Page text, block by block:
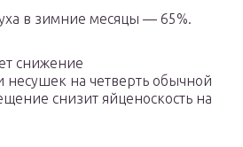
в зимние месяцы — 65%.
снижение
несушек на четверть обычной
снизит яйценоскость на